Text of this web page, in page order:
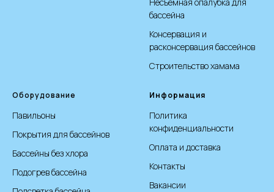
бассейна
Консервация и
расконсервация бассейнов
Строительство хамама
Оборудование
Павильоны
Покрытия для бассейнов
Бассейны без хлора
Подогрев бассейна
Информация
Политика
конфиденциальности
Оплата и доставка
Контакты
Вакансии